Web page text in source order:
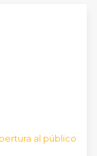
específicas
de la
el lugar
al público